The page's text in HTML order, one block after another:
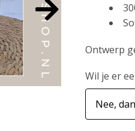
Ontwerp
Wil je er